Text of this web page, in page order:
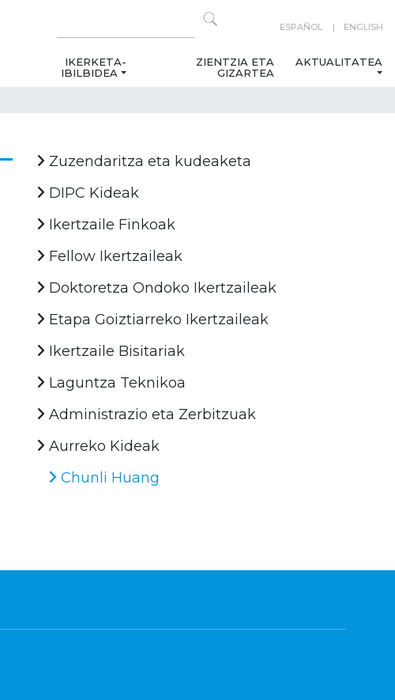
ESPAÑOL ENGLISH
IKERKETA-
IBILBIDEA
ZIENTZIA ETA
GIZARTEA
AKTUALITATEA
Zuzendaritza eta kudeaketa
DIPC Kideak
Ikertzaile Finkoak
Fellow Ikertzaileak
Doktoretza Ondoko Ikertzaileak
Etapa Goiztiarreko Ikertzaileak
Ikertzaile Bisitariak
Laguntza Teknikoa
Administrazio eta Zerbitzuak
Aurreko Kideak
Chunli Huang